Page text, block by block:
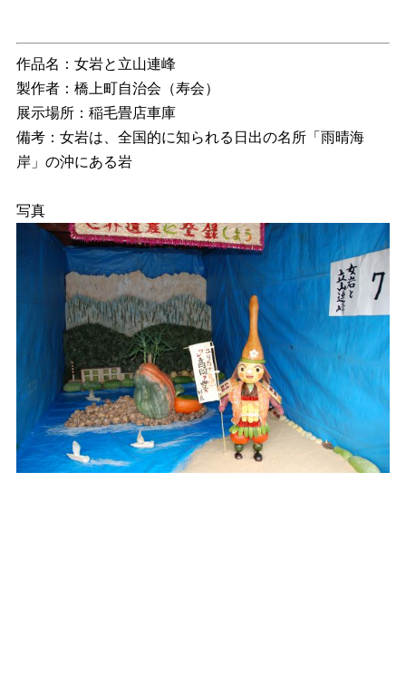
作品名：女岩と立山連峰
製作者：橋上町自治会（寿会）
展示場所：稲毛畳店車庫
備考：女岩は、全国的に知られる日出の名所「雨晴海
岸」の沖にある岩
写真